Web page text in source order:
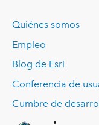
Quiénes somos
Empleo
Blog de Esri
Conferencia de
Cumbre de